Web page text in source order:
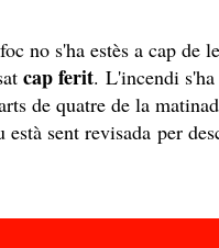
no s'ha estès a cap de
cap ferit. L'incendi
de quatre de la
sent revisada per